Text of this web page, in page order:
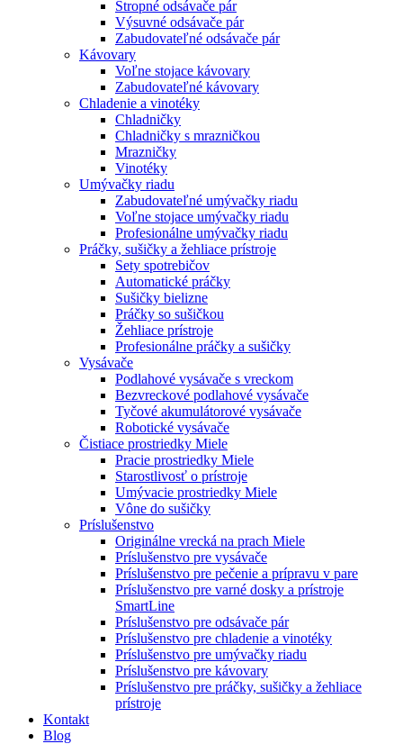
Stropné odsávače pár
Výsuvné odsávače pár
Zabudovateľné odsávače pár
Kávovary
Voľne stojace kávovary
Zabudovateľné kávovary
Chladenie a vinotéky
Chladničky
Chladničky s mrazničkou
Mrazničky
Vinotéky
Umývačky riadu
Zabudovateľné umývačky riadu
Voľne stojace umývačky riadu
Profesionálne umývačky riadu
Práčky, sušičky a žehliace prístroje
Sety spotrebičov
Automatické práčky
Sušičky bielizne
Práčky so sušičkou
Žehliace prístroje
Profesionálne práčky a sušičky
Vysávače
Podlahové vysávače s vreckom
Bezvreckové podlahové vysávače
Tyčové akumulátorové vysávače
Robotické vysávače
Čistiace prostriedky Miele
Pracie prostriedky Miele
Starostlivosť o prístroje
Umývacie prostriedky Miele
Vône do sušičky
Príslušenstvo
Originálne vrecká na prach Miele
Príslušenstvo pre vysávače
Príslušenstvo pre pečenie a prípravu v pare
Príslušenstvo pre varné dosky a prístroje
SmartLine
Príslušenstvo pre odsávače pár
Príslušenstvo pre chladenie a vinotéky
Príslušenstvo pre umývačky riadu
Príslušenstvo pre kávovary
Príslušenstvo pre práčky, sušičky a žehliace
prístroje
Kontakt
Blog